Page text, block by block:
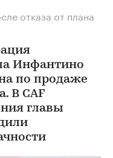
отказа от плана
Инфантино
по продаже
В CAF
главы